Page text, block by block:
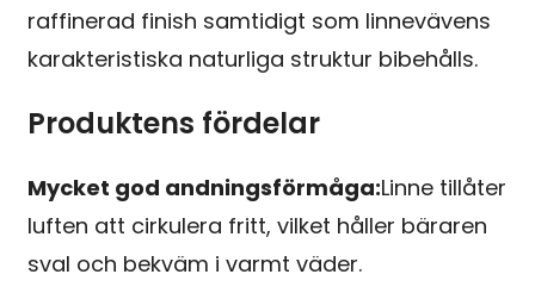
raffinerad finish samtidigt som linnevävens
karakteristiska naturliga struktur bibehålls.
Produktens fördelar
Mycket god andningsförmåga:Linne tillåter
luften att cirkulera fritt, vilket håller bäraren
sval och bekväm i varmt väder.